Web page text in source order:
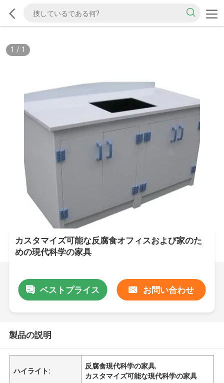
1 / 1
カスタマイズ可能な反腐食オフィスおよび家のた
めの現代科学の家具
ベストプライス お問い合わせ
製品の説明
ハイライト:
反腐食現代科学の家具,
カスタマイズ可能な現代科学の家具